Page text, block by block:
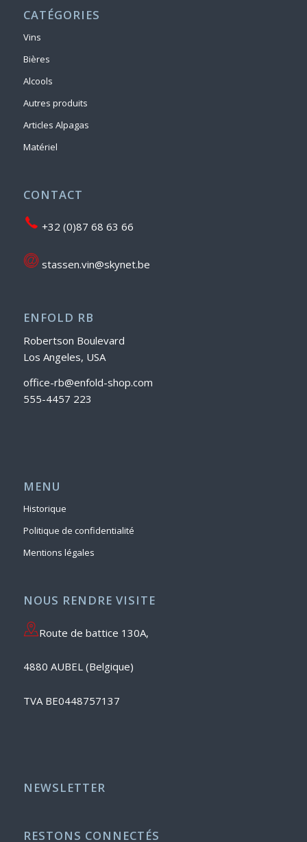
CATÉGORIES
Vins
Bières
Alcools
Autres produits
Articles Alpagas
Matériel
CONTACT
+32 (0)87 68 63 66
stassen.vin@skynet.be
ENFOLD RB
Robertson Boulevard
Los Angeles, USA
office-rb@enfold-shop.com
555-4457 223
MENU
Historique
Politique de confidentialité
Mentions légales
NOUS RENDRE VISITE
Route de battice 130A,
4880 AUBEL (Belgique)
TVA BE0448757137
NEWSLETTER
RESTONS CONNECTÉS